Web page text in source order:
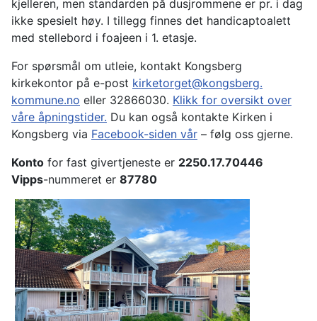
kjelleren, men standarden på dusjrommene er pr. i dag
ikke spesielt høy. I tillegg finnes det handicaptoalett
med stellebord i foajeen i 1. etasje.
For spørsmål om utleie, kontakt Kongsberg
kirkekontor på e-post kirketorget@kongsberg.
kommune.no eller 32866030. Klikk for oversikt over
våre åpningstider. Du kan også kontakte Kirken i
Kongsberg via Facebook-siden vår – følg oss gjerne.
Konto for fast givertjeneste er 2250.17.70446
Vipps-nummeret er 87780